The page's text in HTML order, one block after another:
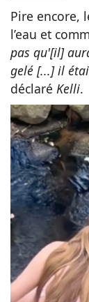
Pire encore,
l’eau et
pas qu'[il]
gelé [...] il
déclaré Kelli.